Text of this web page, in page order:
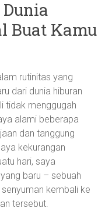
Buat Kamu
rutinitas yang
dari dunia hiburan
tidak menggugah
alami beberapa
dan tanggung
kekurangan
hari, saya
baru – sebuah
kembali ke
tersebut.